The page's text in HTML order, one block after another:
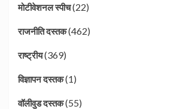
मोटीवेशनल स्पीच(22)
राजनीति दस्तक(462)
राष्ट्रीय(369)
विज्ञापन दस्तक(1)
वॉलीवुड दस्तक(55)